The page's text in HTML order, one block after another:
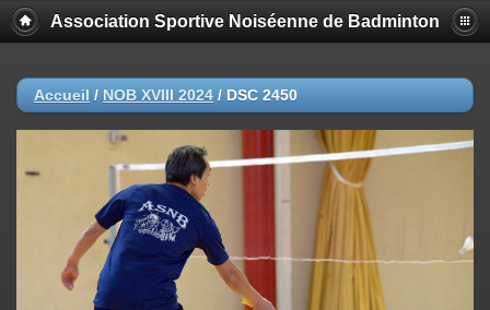
Association Sportive Noiséenne de Badminton
Accueil / NOB XVIII 2024 / DSC 2450